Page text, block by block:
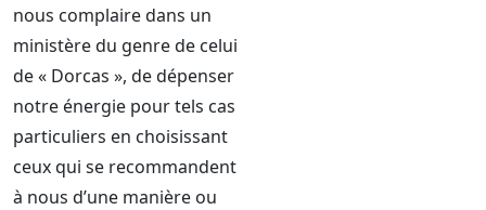
nous complaire dans un
ministère du genre de celui
de « Dorcas », de dépenser
notre énergie pour tels cas
particuliers en choisissant
ceux qui se recommandent
à nous d’une manière ou